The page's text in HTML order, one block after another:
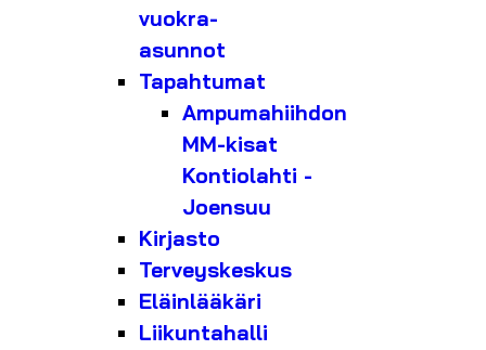
vuokra-
asunnot
Tapahtumat
Ampumahiihdon
MM-kisat
Kontiolahti -
Joensuu
Kirjasto
Terveyskeskus
Eläinlääkäri
Liikuntahalli